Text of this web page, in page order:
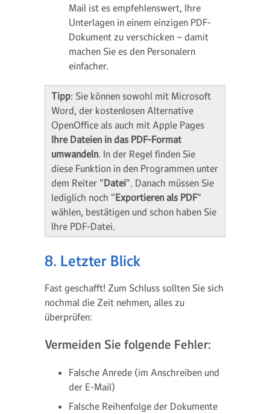
Mail ist es empfehlenswert, Ihre
Unterlagen in einem einzigen PDF-
Dokument zu verschicken – damit
machen Sie es den Personalern
einfacher.
Tipp: Sie können sowohl mit Microsoft
Word, der kostenlosen Alternative
OpenOffice als auch mit Apple Pages
Ihre Dateien in das PDF-Format
umwandeln. In der Regel finden Sie
diese Funktion in den Programmen unter
dem Reiter "Datei". Danach müssen Sie
lediglich noch "Exportieren als PDF"
wählen, bestätigen und schon haben Sie
Ihre PDF-Datei.
8. Letzter Blick
Fast geschafft! Zum Schluss sollten Sie sich
nochmal die Zeit nehmen, alles zu
überprüfen:
Vermeiden Sie folgende Fehler:
Falsche Anrede (im Anschreiben und
der E-Mail)
Falsche Reihenfolge der Dokumente